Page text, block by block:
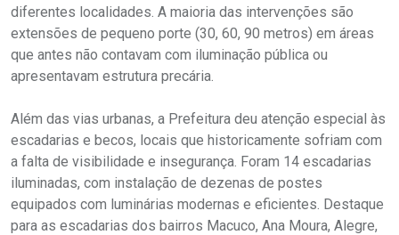
diferentes localidades. A maioria das intervenções são
extensões de pequeno porte (30, 60, 90 metros) em áreas
que antes não contavam com iluminação pública ou
apresentavam estrutura precária.
Além das vias urbanas, a Prefeitura deu atenção especial às
escadarias e becos, locais que historicamente sofriam com
a falta de visibilidade e insegurança. Foram 14 escadarias
iluminadas, com instalação de dezenas de postes
equipados com luminárias modernas e eficientes. Destaque
para as escadarias dos bairros Macuco, Ana Moura, Alegre,